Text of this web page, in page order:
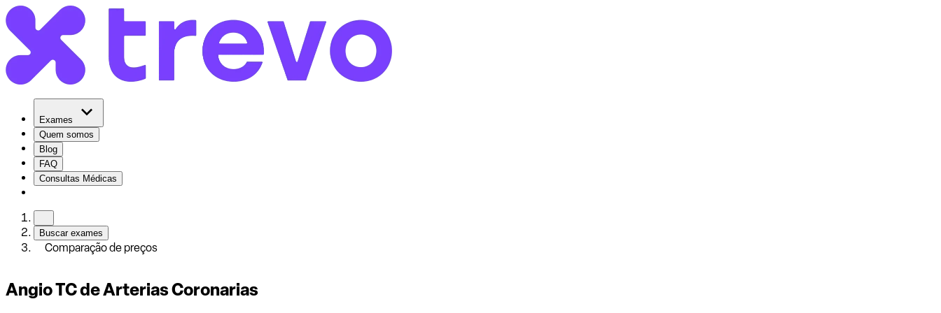
Exames
Quem somos
Blog
FAQ
Consultas Médicas
Buscar exames
Comparação de preços
Angio TC de Arterias Coronarias